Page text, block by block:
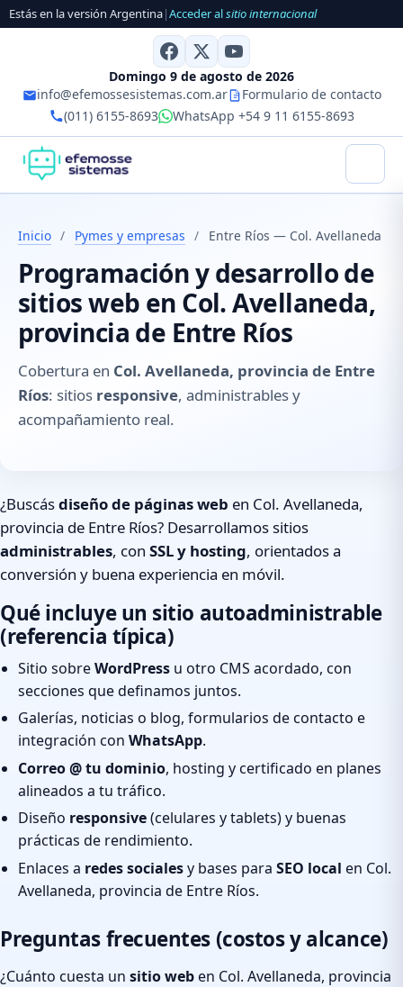
Estás en la versión Argentina|Acceder alsitio internacional
Domingo 9 de agosto de 2026
info@efemossesistemas.com.ar
Formulario de contacto
(011) 6155-8693
WhatsApp +54 9 11 6155-8693
Inicio / Pymes y empresas / Entre Ríos — Col. Avellaneda
Programación y desarrollo de
sitios web en Col. Avellaneda,
provincia de Entre Ríos
Cobertura en Col. Avellaneda, provincia de Entre
Ríos: sitios responsive, administrables y
acompañamiento real.
¿Buscásdiseño de páginas web en Col. Avellaneda,
provincia de Entre Ríos? Desarrollamos sitios
administrables, con SSL y hosting, orientados a
conversión y buena experiencia en móvil.
Qué incluye un sitio autoadministrable
(referencia típica)
Sitio sobreWordPress u otro CMS acordado, con
secciones que definamos juntos.
Galerías, noticias o blog, formularios de contacto e
integración con WhatsApp.
Correo @ tu dominio, hosting y certificado en planes
alineados a tu tráfico.
Diseño responsive(celulares y tablets) y buenas
prácticas de rendimiento.
Enlaces a redes socialesy bases para SEO local en Col.
Avellaneda, provincia de Entre Ríos.
Preguntas frecuentes (costos y alcance)
¿Cuánto cuesta un sitio weben Col. Avellaneda, provincia